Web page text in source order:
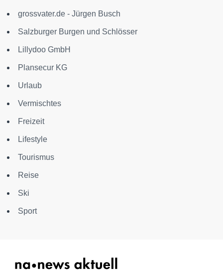
grossvater.de - Jürgen Busch
Salzburger Burgen und Schlösser
Lillydoo GmbH
Plansecur KG
Urlaub
Vermischtes
Freizeit
Lifestyle
Tourismus
Reise
Ski
Sport